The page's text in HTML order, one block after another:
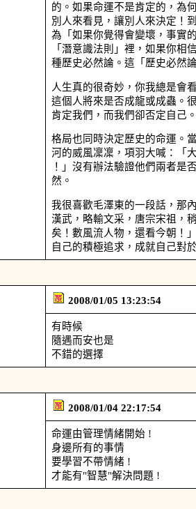
的。如果命運不是肯定的，為
別人來看見，讓別人來決定！
為「如果你覺得會變壞，事實
「潛意識法則」裡，如果你相
種歷史必然論。這「歷史必然
人生真的很奇妙，你我總是會
這個人將來是否成龍或成蟲。
肯定我們，而我們卻否定自己
格局也同時決定歷史的命運。
河的威風凜凜，項羽大喊：「
！」沒有辦法驗證他們兩者是
然。
我很喜歡毛澤東的一段話，那
漢武，略輸文采，唐宗宋祖，
矣！數風流人物，還看今朝！
自己的積極追求，成就自己對
2008/01/05 13:23:54
有時候
隨遇而安也是
不錯的選擇
2008/01/04 22:17:54
命運由管理情緒開始 !
身邊所有的事情
要學習不帶情緒 !
才能有"智慧"解決問題 !